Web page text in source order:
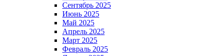
Сентябрь 2025
Июнь 2025
Май 2025
Апрель 2025
Март 2025
Февраль 2025